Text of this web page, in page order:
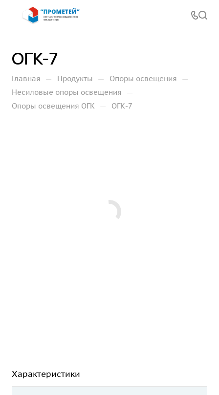
ОГК-7
Главная — Продукты — Опоры освещения —
Несиловые опоры освещения —
Опоры освещения ОГК — ОГК-7
Характеристики